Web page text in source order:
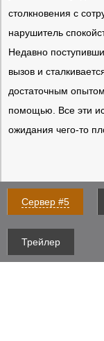
столкновения с
нарушитель
Недавно
вызов и
достаточным
помощью. Все эти
ожидания чего-то
Сервер #5
Трейлер